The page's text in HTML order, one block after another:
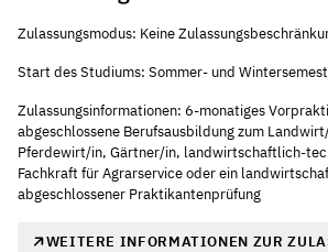
Zulassungsmodus: Keine
Start des Studiums: Sommer- und
Zulassungsinformationen: 6-monatiges
abgeschlossene Berufsausbildung zum
Pferdewirt/in, Gärtner/in, landwirtschaftlich-
Fachkraft für Agrarservice oder ein
abgeschlossener Praktikantenprüfung
WEITERE INFORMATIONEN ZUR